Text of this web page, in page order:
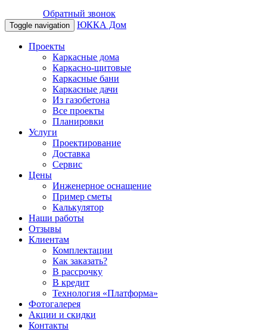
Обратный звонок
Toggle navigation ЮККА Дом
Проекты
Каркасные дома
Каркасно-щитовые
Каркасные бани
Каркасные дачи
Из газобетона
Все проекты
Планировки
Услуги
Проектирование
Доставка
Сервис
Цены
Инженерное оснащение
Пример сметы
Калькулятор
Наши работы
Отзывы
Клиентам
Комплектации
Как заказать?
В рассрочку
В кредит
Технология «Платформа»
Фотогалерея
Акции и скидки
Контакты